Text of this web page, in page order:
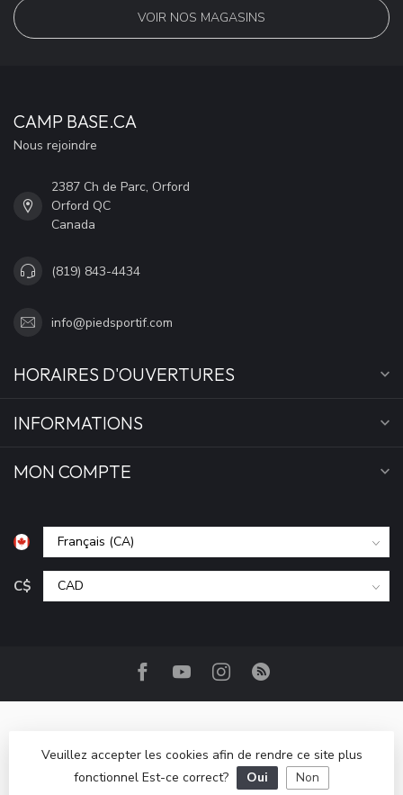
VOIR NOS MAGASINS
CAMP BASE.CA
Nous rejoindre
2387 Ch de Parc, Orford
Orford QC
Canada
(819) 843-4434
info@piedsportif.com
HORAIRES D'OUVERTURES
INFORMATIONS
MON COMPTE
C$
© Copyright 2026 Camp Base.ca- Powered by Lightspeed
Veuillez accepter les cookies afin de rendre ce site plus
fonctionnel Est-ce correct?
Oui Non